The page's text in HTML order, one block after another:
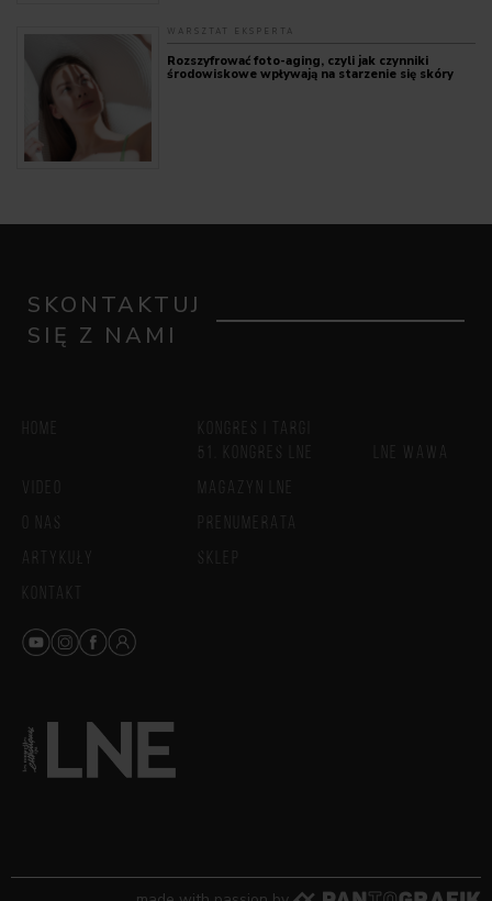
WARSZTAT EKSPERTA
Rozszyfrować foto-aging, czyli jak czynniki
środowiskowe wpływają na starzenie się skóry
SKONTAKTUJ
SIĘ Z NAMI
KONGRES I TARGI
51. KONGRES LNE
LNE WAWA
VIDEO
MAGAZYN LNE
O NAS
PRENUMERATA
ARTYKUŁY
SKLEP